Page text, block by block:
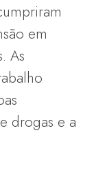
em
As
drogas e a